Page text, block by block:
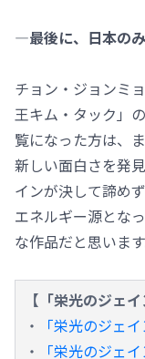
―最後に、日本の
チョン・ジョンミ
王キム・タック」
覧になった方は、
新しい面白さを発
インが決して諦め
エネルギー源とな
な作品だと思いま
【「栄光のジェ
・
「栄光のジェ
・
「栄光のジェ